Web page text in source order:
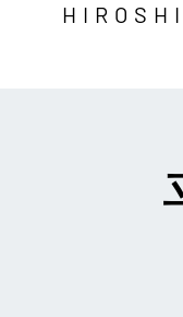
HIROSHI